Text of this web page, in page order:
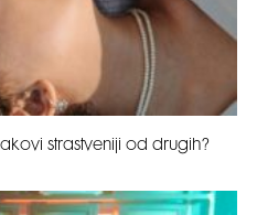
strastveniji od drugih?